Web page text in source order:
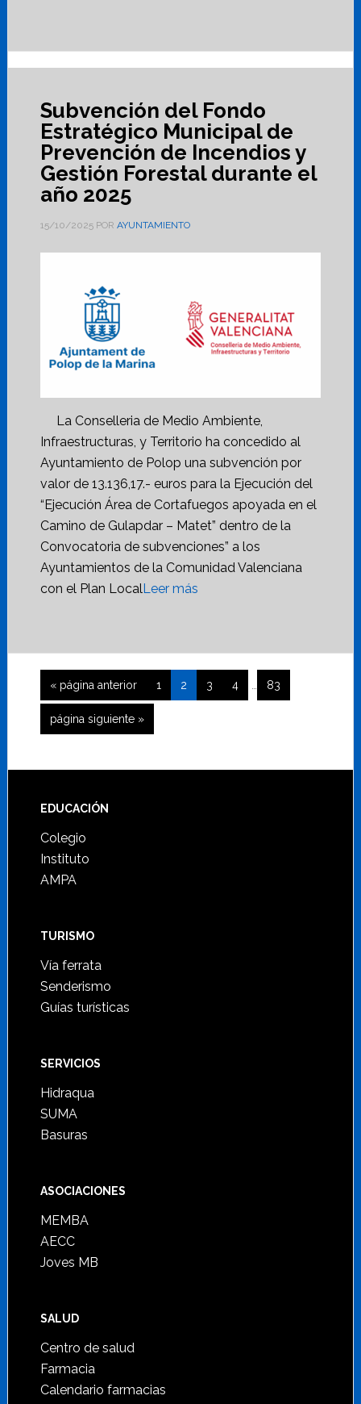
Subvención del Fondo
Estratégico Municipal de
Prevención de Incendios y
Gestión Forestal durante el
año 2025
15/10/2025POR AYUNTAMIENTO
La Conselleria de Medio Ambiente,
Infraestructuras, y Territorio ha concedido al
Ayuntamiento de Polop una subvención por
valor de 13.136,17.- euros para la Ejecución del
“Ejecución Área de Cortafuegos apoyada en el
Camino de Gulapdar – Matet” dentro de la
Convocatoria de subvenciones” a los
Ayuntamientos de la Comunidad Valenciana
con el Plan LocalLeer más
« Ir
a
la
página anterior Página
1 Página
2 Página
3 Página
4
PáginasPágina
83
Ir
a
página siguiente »
Footer
EDUCACIÓN
Colegio
Instituto
AMPA
TURISMO
Vía ferrata
Senderismo
Guías turísticas
SERVICIOS
Hidraqua
SUMA
Basuras
ASOCIACIONES
MEMBA
AECC
Joves MB
SALUD
Centro de salud
Farmacia
Calendario farmacias